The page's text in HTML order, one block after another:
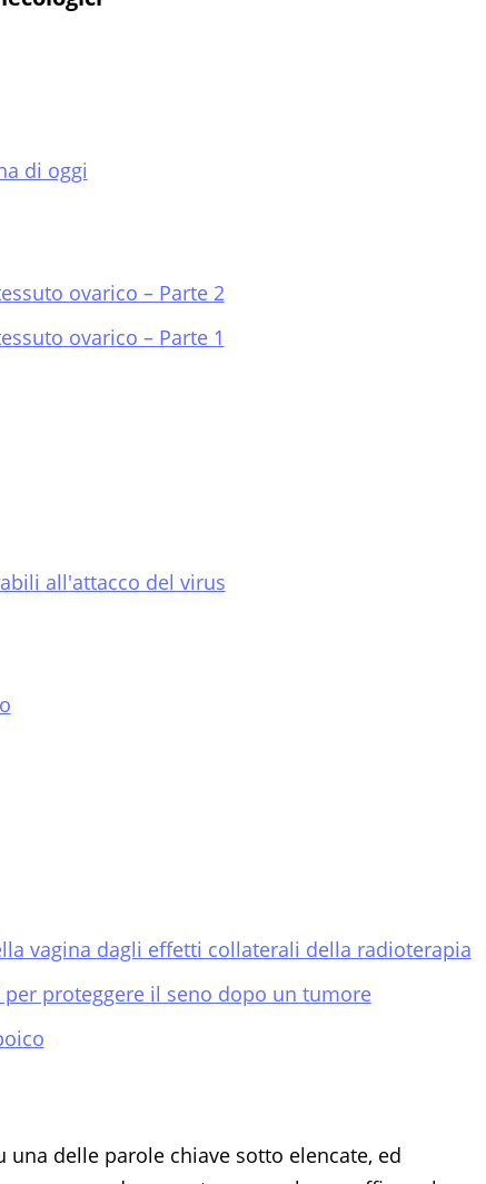
di oggi
ovarico – Parte 2
ovarico – Parte 1
all'attacco del virus
vagina dagli effetti collaterali della radioterapia
proteggere il seno dopo un tumore
delle parole chiave sotto elencate, ed